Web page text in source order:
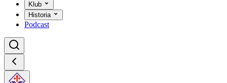
Klub
Historia
Podcast